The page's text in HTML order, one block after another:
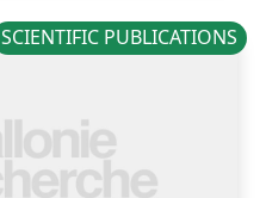
SCIENTIFIC PUBLICATIONS